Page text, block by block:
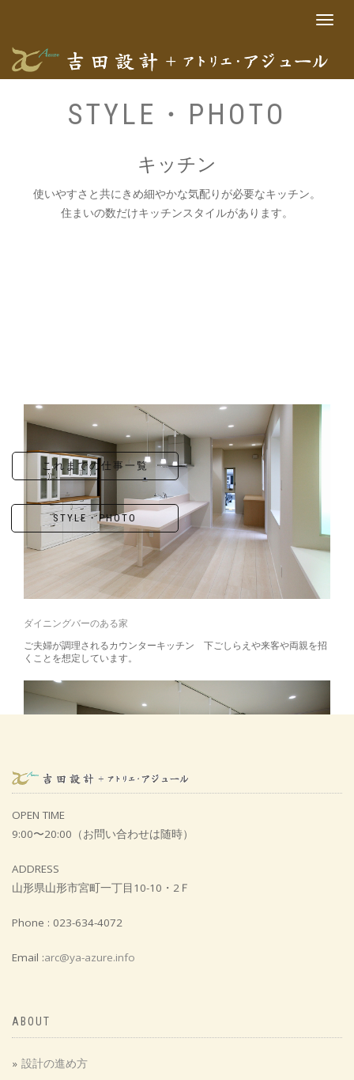
Toggle
STYLE・PHOTO
キッチン
使いやすさと共にきめ細やかな気配りが必要なキッチン。
住まいの数だけキッチンスタイルがあります。
ダイニングバーのある家
ご夫婦が調理されるカウンターキッチン 下ごしらえや来客や両親を招
くことを想定しています。
これまでの仕事一覧
STYLE・PHOTO
OPEN TIME
9:00〜20:00（お問い合わせは随時）
ADDRESS
山形県山形市宮町一丁目10-10・2Ｆ
Phone : 023-634-4072
Email :arc@ya-azure.info
ABOUT
設計の進め方